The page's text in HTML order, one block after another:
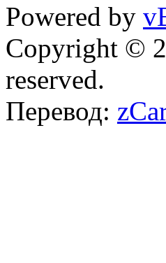
Powered by
Copyright ©
reserved.
Перевод: